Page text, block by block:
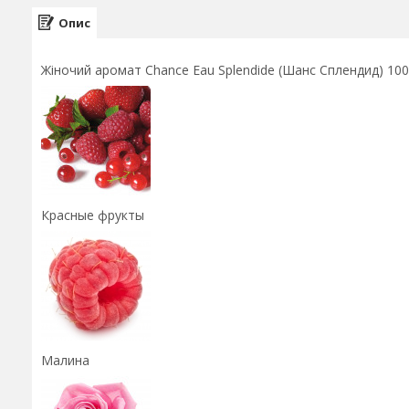
Опис
Жіночий аромат Chance Eau Splendide (Шанс Сплендид)
Красные фрукты
Малина